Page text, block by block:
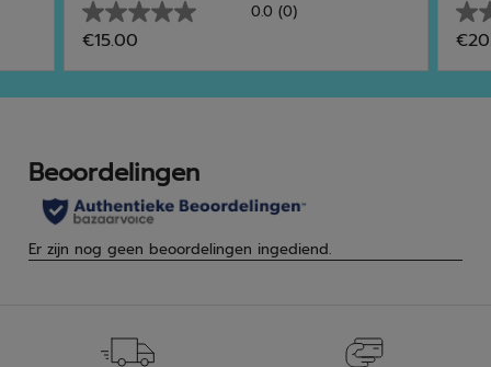
0.0 (0)
0.0
van
de
5
€15.00
0.0
van
de
5